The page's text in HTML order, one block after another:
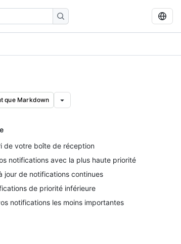
que Markdown
de votre boîte de réception
notifications avec la plus haute priorité
jour de notifications continues
de priorité inférieure
notifications les moins importantes